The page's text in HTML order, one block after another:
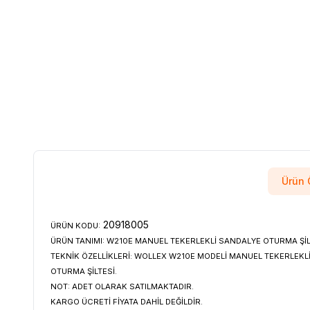
Ürün
ÜRÜN KODU: 20918005
ÜRÜN TANIMI: W210E MANUEL TEKERLEKLİ SANDALYE OTURMA
TEKNİK ÖZELLİKLERİ: WOLLEX W210E MODELİ MANUEL
OTURMA ŞİLTESİ.
NOT: ADET OLARAK SATILMAKTADIR.
KARGO ÜCRETİ FİYATA DAHİL DEĞİLDİR.